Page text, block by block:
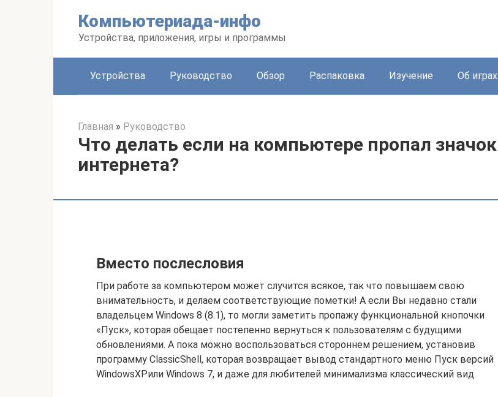
Компьютериада-инфо
Устройства, приложения, игры и программы
Устройства Руководство Обзор Распаковка Изучение Об играх
Главная » Руководство
Что делать если на компьютере пропал значок
интернета?
Вместо послесловия
При работе за компьютером может случится всякое, так что повышаем свою
внимательность, и делаем соответствующие пометки! А если Вы недавно стали
владельцем Windows 8 (8.1), то могли заметить пропажу функциональной кнопочки
«Пуск», которая обещает постепенно вернуться к пользователям с будущими
обновлениями. А пока можно воспользоваться стороннем решением, установив
программу ClassicShell, которая возвращает вывод стандартного меню Пуск версий
WindowsXPили Windows 7, и даже для любителей минимализма классический вид.